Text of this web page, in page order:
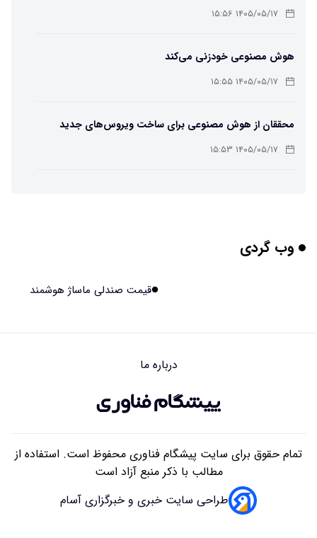
۱۴۰۵/۰۵/۱۷ ۱۵:۵۶
هوش مصنوعی خودزنی می‌کند
۱۴۰۵/۰۵/۱۷ ۱۵:۵۵
محققان از هوش مصنوعی برای ساخت ویروس‌های جدید
استفاده کردند
۱۴۰۵/۰۵/۱۷ ۱۵:۵۳
مریخ‌نورد ناسا به ماه فرستاده می‌شود
آیا میوه و عسل به بزرگ‌تر شدن مغز انسان کمک کردند؟
وب گردی
قیمت صندلی ماساژ هوشمند
درباره ما
تمام حقوق برای سایت پیشگام فناوری محفوظ است. استفاده از
مطالب با ذکر منبع آزاد است
طراحی سایت خبری و خبرگزاری آسام